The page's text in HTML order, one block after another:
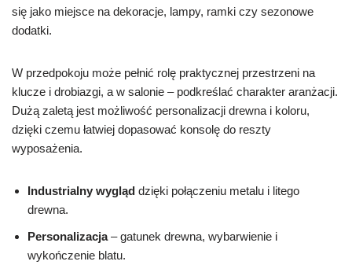
się jako miejsce na dekoracje, lampy, ramki czy sezonowe
dodatki.
W przedpokoju może pełnić rolę praktycznej przestrzeni na
klucze i drobiazgi, a w salonie – podkreślać charakter aranżacji.
Dużą zaletą jest możliwość personalizacji drewna i koloru,
dzięki czemu łatwiej dopasować konsolę do reszty
wyposażenia.
Industrialny wygląd dzięki połączeniu metalu i litego
drewna.
Personalizacja– gatunek drewna, wybarwienie i
wykończenie blatu.